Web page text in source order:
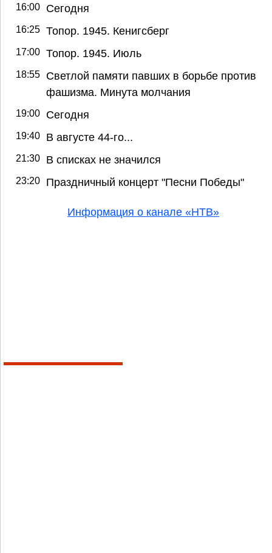
16:00 Сегодня
16:25 Топор. 1945. Кенигсберг
17:00 Топор. 1945. Июль
18:55
Светлой памяти павших в борьбе против
фашизма. Минута молчания
19:00 Сегодня
19:40 В августе 44-го...
21:30 В списках не значился
23:20 Праздничный концерт "Песни Победы"
Информация о канале «НТВ»